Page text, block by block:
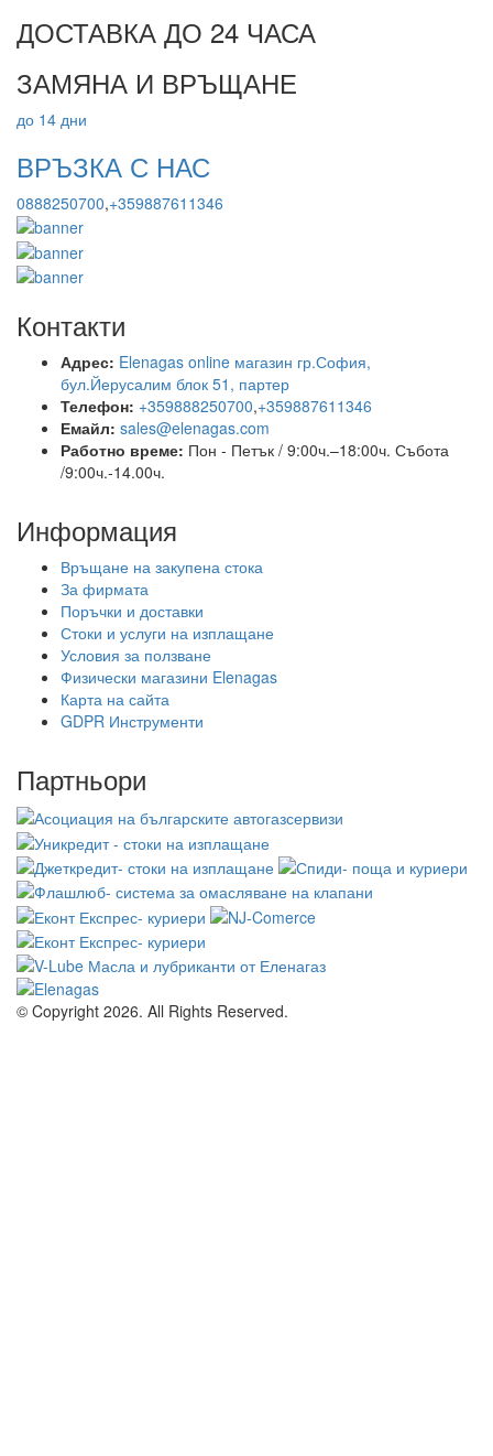
ДОСТАВКА ДО 24 ЧАСА
ЗАМЯНА И ВРЪЩАНЕ
до 14 дни
ВРЪЗКА С НАС
0888250700,+359887611346
Контакти
Адрес: Elenagas online магазин гр.София,
бул.Йерусалим блок 51, партер
Телефон: +359888250700,+359887611346
Емайл: sales@elenagas.com
Работно време: Пон - Петък / 9:00ч.–18:00ч. Събота
/9:00ч.-14.00ч.
Информация
Връщане на закупена стока
За фирмата
Поръчки и доставки
Стоки и услуги на изплащане
Условия за ползване
Физически магазини Elenagas
Карта на сайта
GDPR Инструменти
Партньори
© Copyright 2026. All Rights Reserved.